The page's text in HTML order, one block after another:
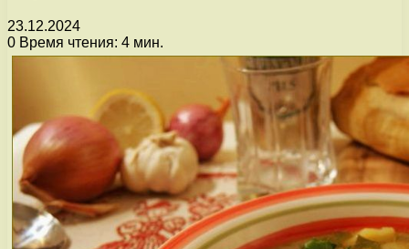
23.12.2024
0 Время чтения: 4 мин.